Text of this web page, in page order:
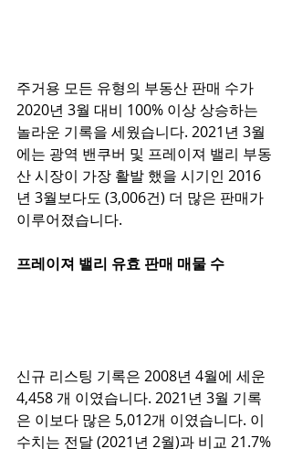
주거용 모든 유형의 부동산 판매 수가
2020년 3월 대비 100% 이상 상승하는
놀라운 기록을 세웠습니다. 2021년 3월
에는 광역 밴쿠버 및 프레이져 밸리 부동
산 시장이 가장 활발 했을 시기인 2016
년 3월보다도 (3,006건) 더 많은 판매가
이루어졌습니다.
프레이져 밸리 유효 판매 매물 수
신규 리스팅 기록은 2008년 4월에 세운
4,458 개 이였습니다. 2021년 3월 기록
은 이보다 많은 5,012개 이였습니다. 이
수치는 전달 (2021년 2월)과 비교 21.7%